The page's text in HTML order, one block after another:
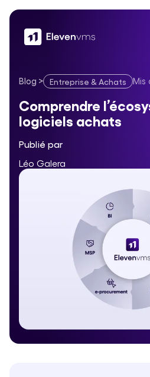
Blog > Entreprise & Achats
Comprendre l’écosystème des
Mis
Comprendre
logiciels achats
Publié par
Léo Galera